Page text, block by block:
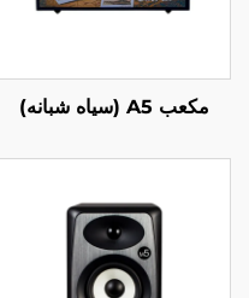
مکعب A5 (سیاه شبانه)